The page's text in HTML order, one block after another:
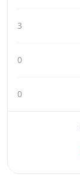
3
0
0